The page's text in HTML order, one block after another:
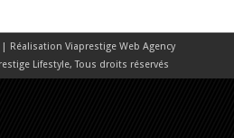
| Réalisation Viaprestige Web Agency
Lifestyle, Tous droits réservés